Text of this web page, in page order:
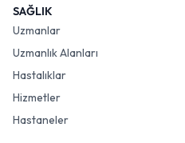
SAĞLIK
Uzmanlar
Uzmanlık Alanları
Hastalıklar
Hizmetler
Hastaneler